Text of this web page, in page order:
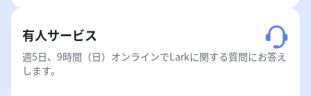
有人サービス
週5日、9時間（日）オンラインでLarkに関する質問にお答え
します。